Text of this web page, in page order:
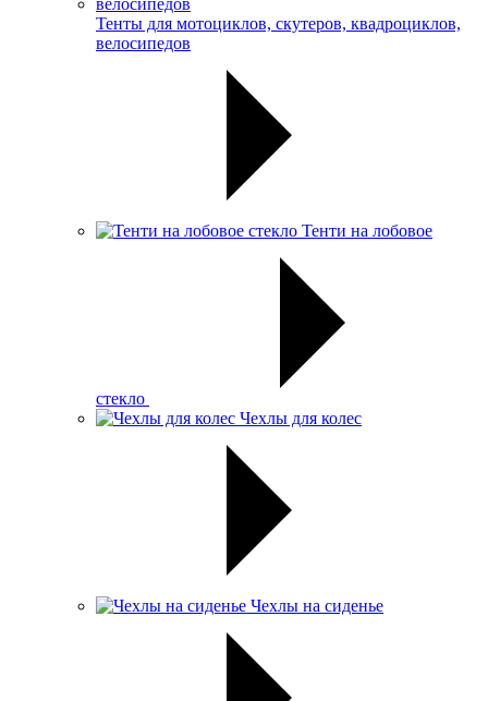
Тенты для мотоциклов, скутеров, квадроциклов,
велосипедов
Тенти на лобовое
стекло
Чехлы для колес
Чехлы на сиденье